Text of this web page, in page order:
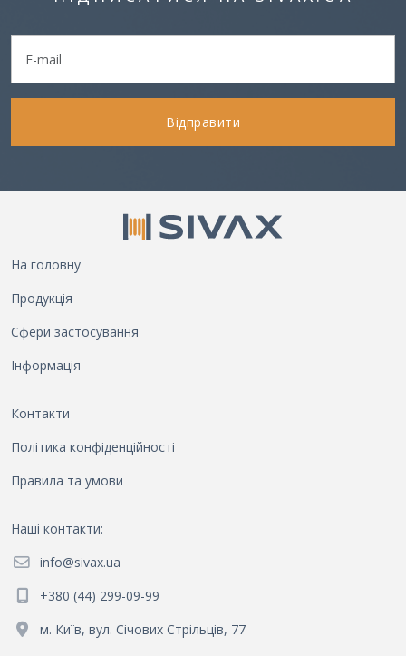
Відправити
На головну
Продукція
Сфери застосування
Інформація
Контакти
Політика конфіденційності
Правила та умови
Наші контакти:
info@sivax.ua
+380 (44) 299-09-99
м. Київ, вул. Січових Стрільців, 77